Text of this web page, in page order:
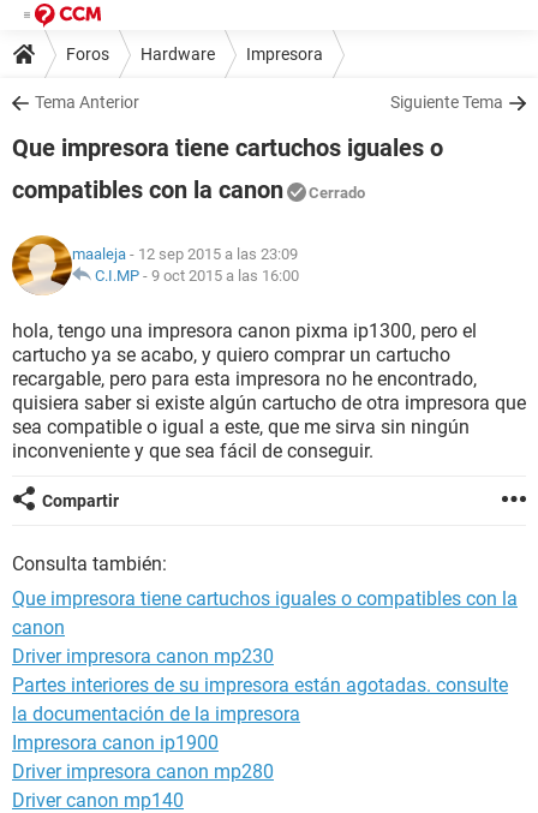
Foros Hardware Impresora
Tema Anterior Siguiente Tema
Que impresora tiene cartuchos iguales o
compatibles con la canon
Cerrado
maaleja - 12 sep 2015 a las 23:09
C.I.MP - 9 oct 2015 a las 16:00
hola, tengo una impresora canon pixma ip1300, pero el
cartucho ya se acabo, y quiero comprar un cartucho
recargable, pero para esta impresora no he encontrado,
quisiera saber si existe algún cartucho de otra impresora que
sea compatible o igual a este, que me sirva sin ningún
inconveniente y que sea fácil de conseguir.
Compartir
Consulta también:
Que impresora tiene cartuchos iguales o compatibles con la
canon
Driver impresora canon mp230
Partes interiores de su impresora están agotadas. consulte
la documentación de la impresora
Impresora canon ip1900
Driver impresora canon mp280
Driver canon mp140